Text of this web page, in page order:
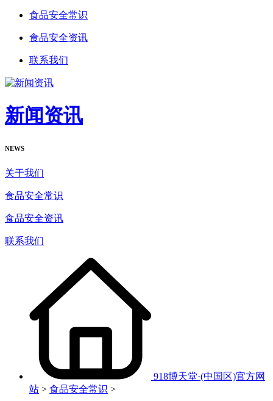
食品安全常识
食品安全资讯
联系我们
新闻资讯
NEWS
关于我们
食品安全常识
食品安全资讯
联系我们
918博天堂·(中国区)官方网
站 > 食品安全常识 >